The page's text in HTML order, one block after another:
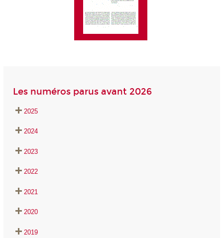
Les numéros parus avant 2026
2025
2024
2023
2022
2021
2020
2019